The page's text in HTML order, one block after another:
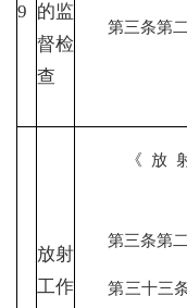
9 的监
督检
查
第三条第二
放射
工作
《放射
第三条第二
第三十三条